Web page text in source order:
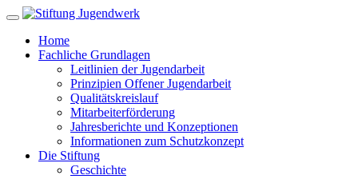
Zum
springenHome
Fachliche Grundlagen
Leitlinien der Jugendarbeit
Prinzipien Offener Jugendarbeit
Qualitätskreislauf
Mitarbeiterförderung
Jahresberichte und Konzeptionen
Informationen zum Schutzkonzept
Die Stiftung
Geschichte